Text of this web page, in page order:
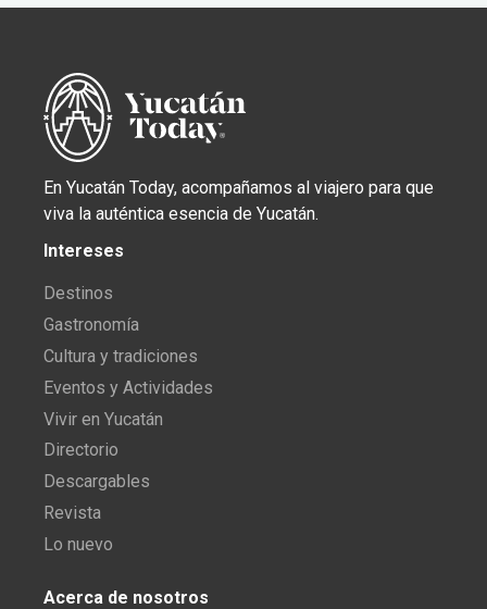
En Yucatán Today, acompañamos al viajero para que
viva la auténtica esencia de Yucatán.
Intereses
Destinos
Gastronomía
Cultura y tradiciones
Eventos y Actividades
Vivir en Yucatán
Directorio
Descargables
Revista
Lo nuevo
Acerca de nosotros